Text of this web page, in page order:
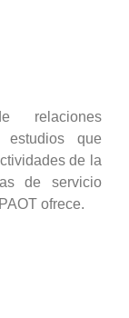
relaciones
estudios que
de la
de servicio
ofrece.